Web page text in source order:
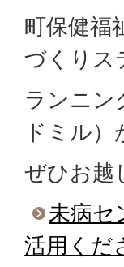
町保健福
づくりス
ランニン
ドミル
ぜひお越
未病セ
活用くだ